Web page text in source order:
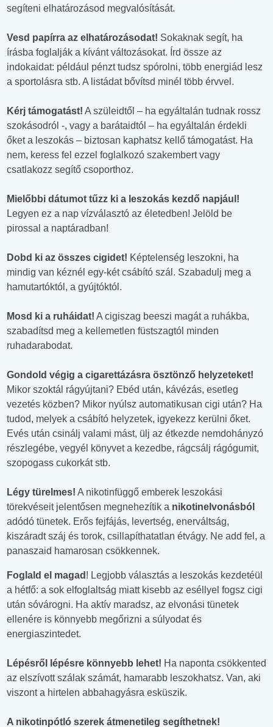
segíteni elhatározásod megvalósítását.
Vesd papírra az elhatározásodat! Sokaknak segít, ha
írásba foglalják a kívánt változásokat. Írd össze az
indokaidat: például pénzt tudsz spórolni, több energiád lesz
a sportolásra stb. A listádat bővítsd minél több érvvel.
Kérj támogatást! A szüleidtől – ha egyáltalán tudnak rossz
szokásodról -, vagy a barátaidtól – ha egyáltalán érdekli
őket a leszokás – biztosan kaphatsz kellő támogatást. Ha
nem, keress fel ezzel foglalkozó szakembert vagy
csatlakozz segítő csoporthoz.
Mielőbbi dátumot tűzz ki a leszokás kezdő napjául!
Legyen ez a nap vízválasztó az életedben! Jelöld be
pirossal a naptáradban!
Dobd ki az összes cigidet! Képtelenség leszokni, ha
mindig van kéznél egy-két csábító szál. Szabadulj meg a
hamutartóktól, a gyújtóktól.
Mosd ki a ruháidat! A cigiszag beeszi magát a ruhákba,
szabadítsd meg a kellemetlen füstszagtól minden
ruhadarabodat.
Gondold végig a cigarettázásra ösztönző helyzeteket!
Mikor szoktál rágyújtani? Ebéd után, kávézás, esetleg
vezetés közben? Mikor nyúlsz automatikusan cigi után? Ha
tudod, melyek a csábító helyzetek, igyekezz kerülni őket.
Evés után csinálj valami mást, ülj az étkezde nemdohányzó
részlegébe, vegyél könyvet a kezedbe, rágcsálj rágógumit,
szopogass cukorkát stb.
Légy türelmes! A nikotinfüggő emberek leszokási
törekvéseit jelentősen megnehezítik a nikotinelvonásból
adódó tünetek. Erős fejfájás, levertség, enerváltság,
kiszáradt száj és torok, csillapíthatatlan étvágy. Ne add fel, a
panaszaid hamarosan csökkennek.
Foglald el magad ! Legjobb választás a leszokás kezdetéül
a hétfő: a sok elfoglaltság miatt kisebb az eséllyel fogsz cigi
után sóvárogni. Ha aktív maradsz, az elvonási tünetek
ellenére is könnyebb megőrizni a súlyodat és
energiaszintedet.
Lépésről lépésre könnyebb lehet! Ha naponta csökkented
az elszívott szálak számát, hamarabb leszokhatsz. Van, aki
viszont a hirtelen abbahagyásra esküszik.
A nikotinpótló szerek átmenetileg segíthetnek!